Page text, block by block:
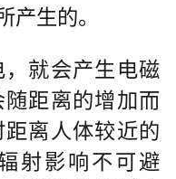
产生的。
就会产生电磁
距离的增加而
离人体较近的
射影响不可避